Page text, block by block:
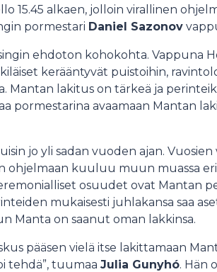
15.45 alkaen, jolloin virallinen
pormestari Daniel Sazonov
ehdoton kohokohta. Vappuna
kerääntyvät puistoihin,
Mantan lakitus on tärkeä ja
pormestarina avaamaan Mantan
jo yli sadan vuoden ajan.
ohjelmaan kuuluu muun muassa
osuudet ovat Mantan
mukaisesti juhlakansa saa
Manta on saanut oman lakkinsa.
pääsen vielä itse lakittamaan
tehdä”, tuumaa Julia Gunyhó. Hän